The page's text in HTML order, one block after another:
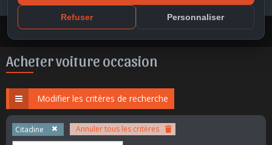
Refuser Personnaliser
Acheter voiture occasion au Maroc
Acheter voiture occasion
Modifier les critères de recherche
Citadine Annuler tous les critères